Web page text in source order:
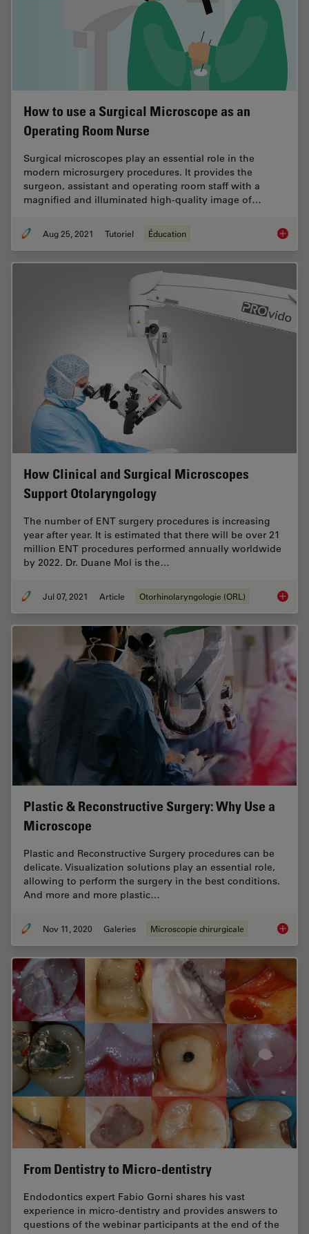
How to use a Surgical Microscope as an
Operating Room Nurse
Surgical microscopes play an essential role in the
modern microsurgery procedures. It provides the
surgeon, assistant and operating room staff with a
magnified and illuminated high-quality image of…
Aug 25, 2021 Tutoriel Éducation How to
How Clinical and Surgical Microscopes
Support Otolaryngology
The number of ENT surgery procedures is increasing
year after year. It is estimated that there will be over 21
million ENT procedures performed annually worldwide
by 2022. Dr. Duane Mol is the…
Jul 07, 2021 Article Otorhinolaryngologie (ORL) How
Plastic & Reconstructive Surgery: Why Use a
Microscope
Plastic and Reconstructive Surgery procedures can be
delicate. Visualization solutions play an essential role,
allowing to perform the surgery in the best conditions.
And more and more plastic…
Nov 11, 2020 Galeries Microscopie chirurgicale Plastic
From Dentistry to Micro-dentistry
Endodontics expert Fabio Gorni shares his vast
experience in micro-dentistry and provides answers to
questions of the webinar participants at the end of the